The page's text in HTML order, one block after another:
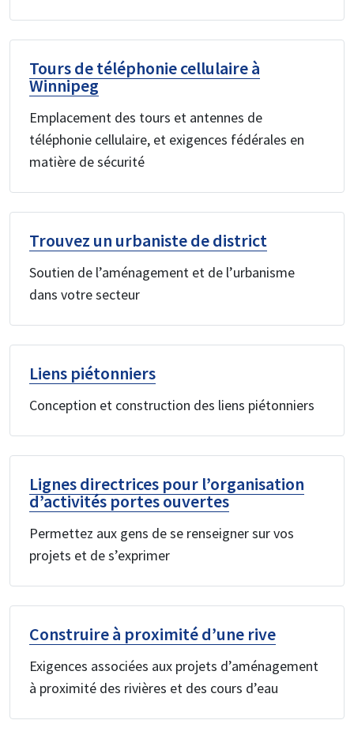
Tours de téléphonie cellulaire à
Winnipeg
Emplacement des tours et antennes de
téléphonie cellulaire, et exigences fédérales en
matière de sécurité
Trouvez un urbaniste de district
Soutien de l’aménagement et de l’urbanisme
dans votre secteur
Liens piétonniers
Conception et construction des liens piétonniers
Lignes directrices pour l’organisation
d’activités portes ouvertes
Permettez aux gens de se renseigner sur vos
projets et de s’exprimer
Construire à proximité d’une rive
Exigences associées aux projets d’aménagement
à proximité des rivières et des cours d’eau